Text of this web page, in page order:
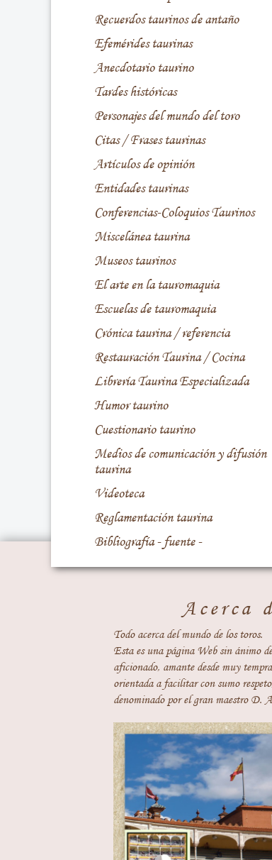
Recuerdos taurinos de antaño
Efemérides taurinas
Anecdotario taurino
Tardes históricas
Personajes del mundo del toro
Citas / Frases taurinas
Artículos de opinión
Entidades taurinas
Conferencias-Coloquios Taurinos
Miscelánea taurina
Museos taurinos
El arte en la tauromaquia
Escuelas de tauromaquia
Crónica taurina / referencia
Restauración Taurina / Cocina
Librería Taurina Especializada
Humor taurino
Cuestionario taurino
Medios de comunicación y difusión
taurina
Videoteca
Reglamentación taurina
Bibliografía - fuente -
Acerca
Todo acerca del mundo de los toros.
Esta es una página Web sin ánimo
aficionado, amante desde muy
orientada a facilitar con sumo
denominado por el gran maestro D.